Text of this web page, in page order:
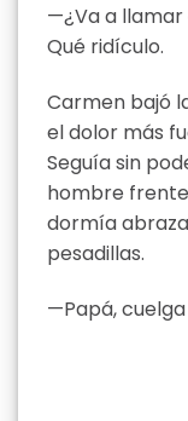
—¿Va a
Qué ridículo.
Carmen bajó
el dolor más
Seguía sin
hombre
dormía
pesadillas.
—Papá,